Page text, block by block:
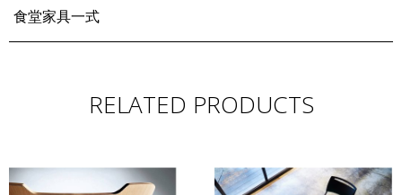
食堂家具一式
RELATED PRODUCTS